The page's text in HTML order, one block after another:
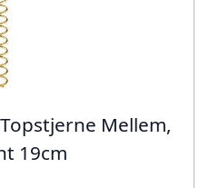
Mellem,
19cm